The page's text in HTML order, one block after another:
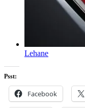
Lehane
Psst:
Facebook